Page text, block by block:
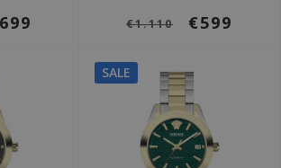
€1.110 €599
SALE